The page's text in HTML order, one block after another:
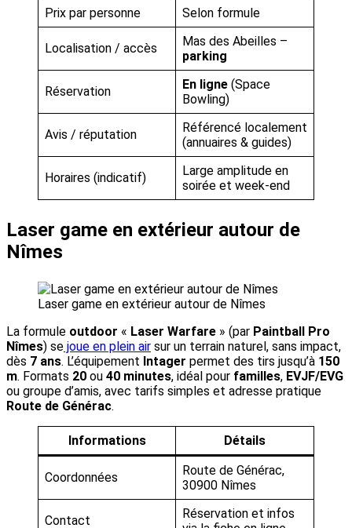
Prix par personne
Selon formule
Localisation / accès
Mas des Abeilles –
parking
Réservation En ligne (Space
Bowling)
Avis / réputation
Référencé localement
(annuaires & guides)
Horaires (indicatif)
Large amplitude en
soirée et week-end
Laser game en extérieur autour de
Nîmes
Laser game en extérieur autour de Nîmes
La formule outdoor « Laser Warfare » (par Paintball Pro
Nîmes) se joue en plein air sur un terrain naturel, sans impact,
dès 7 ans. L’équipement Intager permet des tirs jusqu’à 150
m. Formats 20 ou 40 minutes, idéal pour familles, EVJF/EVG
ou groupe d’amis, avec tarifs simples et adresse pratique
Route de Générac.
Informations Détails
Coordonnées
Route de Générac,
30900 Nîmes
Contact
Réservation et infos